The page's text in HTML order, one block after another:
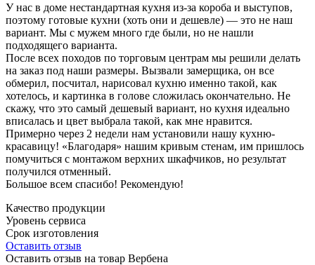
У нас в доме нестандартная кухня из-за короба и выступов,
поэтому готовые кухни (хоть они и дешевле) — это не наш
вариант. Мы с мужем много где были, но не нашли
подходящего варианта.
После всех походов по торговым центрам мы решили делать
на заказ под наши размеры. Вызвали замерщика, он все
обмерил, посчитал, нарисовал кухню именно такой, как
хотелось, и картинка в голове сложилась окончательно. Не
скажу, что это самый дешевый вариант, но кухня идеально
вписалась и цвет выбрала такой, как мне нравится.
Примерно через 2 недели нам установили нашу кухню-
красавицу! «Благодаря» нашим кривым стенам, им пришлось
помучиться с монтажом верхних шкафчиков, но результат
получился отменный.
Большое всем спасибо! Рекомендую!
Качество продукции
Уровень сервиса
Срок изготовления
Оставить отзыв
Оставить отзыв на товар Вербена